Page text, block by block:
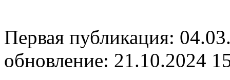
Первая публикация:
обновление: 21.10.2024